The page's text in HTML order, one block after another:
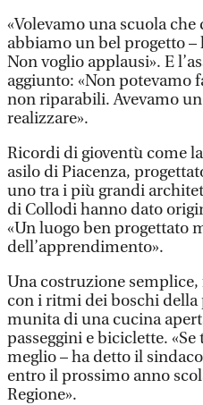
«Volevamo una scuola
abbiamo un bel progetto –
Non voglio applausi». E
aggiunto: «Non potevamo
non riparabili. Avevamo
realizzare».
Ricordi di gioventù come
asilo di Piacenza,
uno tra i più grandi
di Collodi hanno dato
«Un luogo ben progettato
dell’apprendimento».
Una costruzione semplice,
con i ritmi dei boschi della
munita di una cucina
passeggini e biciclette.
meglio – ha detto il
entro il prossimo anno
Regione».